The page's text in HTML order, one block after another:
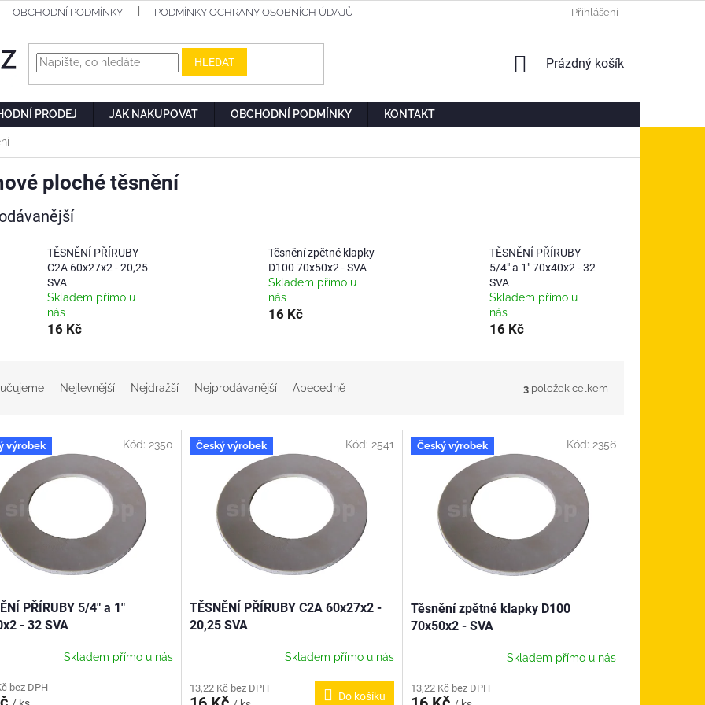
OBCHODNÍ PODMÍNKY PODMÍNKY OCHRANY OSOBNÍCH ÚDAJŮ Přihlášení
HLEDAT
NÁKUPNÍ
Prázdný košík
PRODEJ JAK NAKUPOVAT OBCHODNÍ PODMÍNKY KONTAKT
ploché těsnění
TĚSNĚNÍ PŘÍRUBY
C2A 60x27x2 - 20,25
SVA
Skladem přímo u
nás
16 Kč
Těsnění zpětné klapky
D100 70x50x2 - SVA
Skladem přímo u
nás
16 Kč
TĚSNĚNÍ PŘÍRUBY
5/4" a 1" 70x40x2 - 32
SVA
Skladem přímo u
nás
16 Kč
Nejlevnější Nejdražší Nejprodávanější Abecedně 3 položek celkem
výrobek
PŘÍRUBY 5/4" a 1"
- 32 SVA
Skladem přímo u nás
bez DPH
Kód: 2350 Český výrobek
TĚSNĚNÍ PŘÍRUBY C2A 60x27x2 -
20,25 SVA
Skladem přímo u nás
13,22 Kč bez DPH
Do košíku
Kód: 2541 Český výrobek
Těsnění zpětné klapky D100
70x50x2 - SVA
Skladem přímo u nás
13,22 Kč bez DPH
Kód: 2356